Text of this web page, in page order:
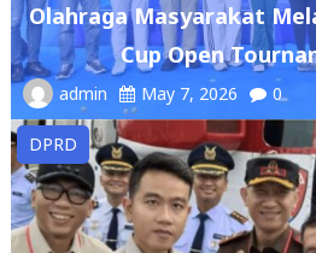
admin May 7, 2026 0
DPRD